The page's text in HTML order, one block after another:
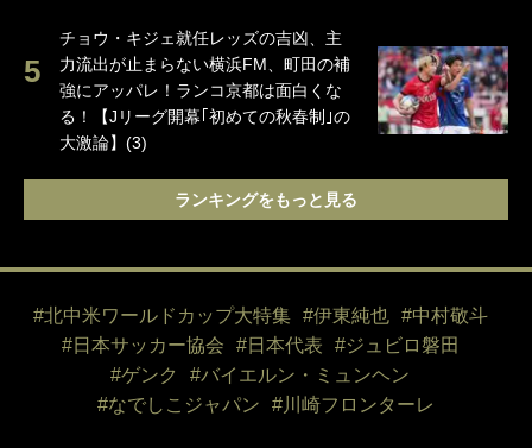
チョウ・キジェ就任レッズの吉凶、主
力流出が止まらない横浜FM、町田の補
強にアッパレ！ランコ京都は面白くな
る！【Jリーグ開幕｢初めての秋春制｣の
大激論】(3)
ランキングをもっと見る
#北中米ワールドカップ大特集 #伊東純也
#中村敬斗
#日本サッカー協会
#日本代表
#ジュビロ磐田
#ゲンク
#バイエルン・ミュンヘン
#なでしこジャパン
#川崎フロンターレ